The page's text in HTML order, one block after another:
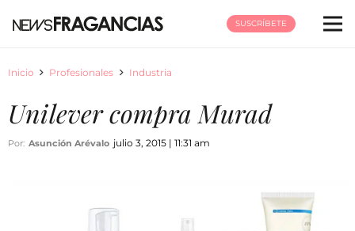
SUSCRÍBETE
Inicio Profesionales Industria
Unilever compra Murad
Por: Asunción Arévalo julio 3, 2015 | 11:31 am